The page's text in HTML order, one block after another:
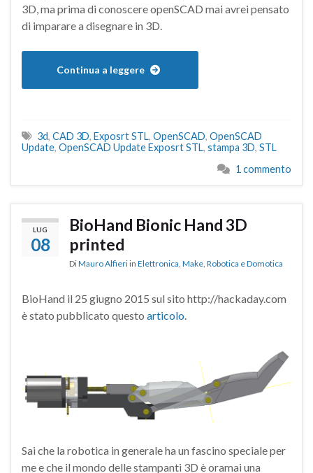
3D, ma prima di conoscere openSCAD mai avrei pensato
di imparare a disegnare in 3D.
Continua a leggere
3d, CAD 3D, Exposrt STL, OpenSCAD, OpenSCAD
Update, OpenSCAD Update Exposrt STL, stampa 3D, STL
1 commento
LUG
08
BioHand Bionic Hand 3D
printed
DiMauro Alfieri in Elettronica, Make, Robotica e Domotica
BioHand il 25 giugno 2015 sul sito http://hackaday.com
è stato pubblicato questo articolo.
Sai che la robotica in generale ha un fascino speciale per
me e che il mondo delle stampanti 3D è oramai una